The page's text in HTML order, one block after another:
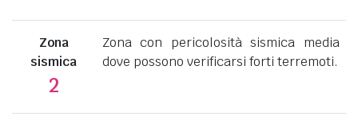
Zona
sismica
2
Zona con pericolosità sismica media
dove possono verificarsi forti terremoti.